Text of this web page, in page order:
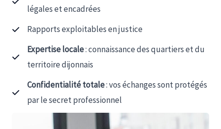
légales et encadrées
Rapports exploitables en justice
Expertise locale: connaissance des quartiers et du
territoire dijonnais
Confidentialité totale: vos échanges sont protégés
par le secret professionnel